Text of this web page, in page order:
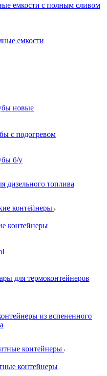
емкости с полным сливом
емкости
новые
с подогревом
б/у
топлива
контейнеры
контейнеры
для термоконтейнеров
из вспененного
контейнеры
контейнеры